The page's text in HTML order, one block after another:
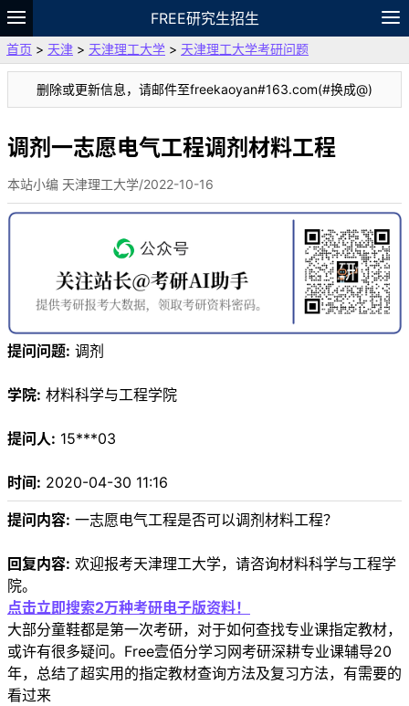
FREE研究生招生
题库
故事 专题 APP 笔记
论坛
VIP
资料
首页 > 天津 > 天津理工大学 > 天津理工大学考研问题
删除或更新信息，请邮件至freekaoyan#163.com(#换成@)
调剂一志愿电气工程调剂材料工程
本站小编 天津理工大学/2022-10-16
提问问题: 调剂
学院: 材料科学与工程学院
提问人: 15***03
时间: 2020-04-30 11:16
提问内容: 一志愿电气工程是否可以调剂材料工程？
回复内容: 欢迎报考天津理工大学，请咨询材料科学与工程学
院。
点击立即搜索2万种考研电子版资料！
大部分童鞋都是第一次考研，对于如何查找专业课指定教材，
或许有很多疑问。Free壹佰分学习网考研深耕专业课辅导20
年，总结了超实用的指定教材查询方法及复习方法，有需要的
看过来